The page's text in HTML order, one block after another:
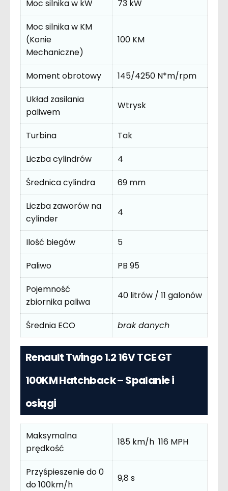
Moc silnika w kW
73 kW
Moc silnika w KM
(Konie
Mechaniczne)
100 KM
Moment obrotowy
145/4250 N*m/rpm
Układ zasilania
paliwem
Wtrysk
Turbina
Tak
Liczba cylindrów
4
Średnica cylindra
69 mm
Liczba zaworów na
cylinder
4
Ilość biegów
5
Paliwo
PB 95
Pojemność
zbiornika paliwa
40 litrów / 11 galonów
Średnia ECO brak danych
Renault Twingo 1.2 16V TCE GT
100KM Hatchback – Spalanie i
osiągi
Maksymalna
prędkość
185 km/h 116 MPH
Przyśpieszenie do 0
do 100km/h
9,8 s